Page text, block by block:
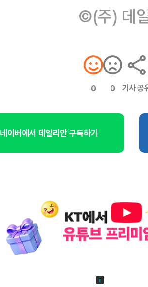
©(주) 데
0 0 기사 공
네이버에서 데일리안 구독하기